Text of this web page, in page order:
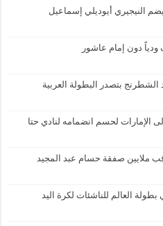
النيجيري أيوديلي إسماعيل
دون إمام عاشور
الإمارات لحسم انضمامه لنادي حتا
ملايين صفقة حسام عبد المجيد
العالم للناشئات لكرة اليد